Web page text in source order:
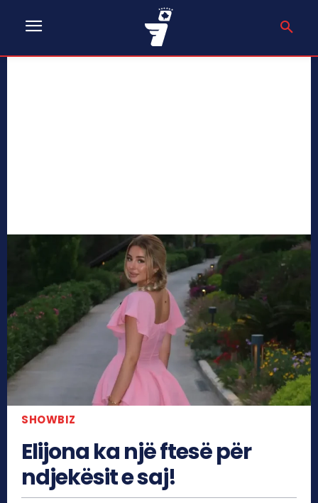
SHOWBIZ
Elijona ka një ftesë për
ndjekësit e saj!